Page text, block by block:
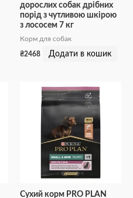
дорослих собак дрібних
порід з чутливою шкірою
з лососем 7 кг
Корм для собак
₴2468 Додати в кошик
Сухий корм PRO PLAN